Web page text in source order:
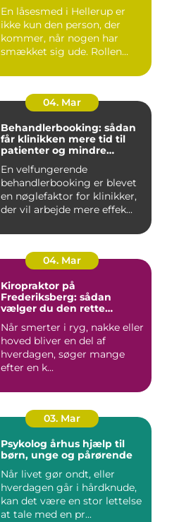
En låsesmed i Hellerup er
ikke kun den person, der
kommer, når nogen har
smækket sig ude. Rollen
04. Mar
Behandlerbooking: sådan
får klinikken mere tid til
patienter og mindre
En velfungerende
behandlerbooking er blevet
en nøglefaktor for klinikker,
der vil arbejde mere effek...
04. Mar
Kiropraktor på
Frederiksberg: sådan
vælger du den rette
Når smerter i ryg, nakke eller
hoved bliver en del af
hverdagen, søger mange
efter en k...
03. Mar
Psykolog århus hjælp til
børn, unge og pårørende
Når livet gør ondt, eller
hverdagen går i hårdknude,
kan det være en stor lettelse
at tale med en pr...